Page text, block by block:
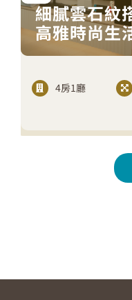
細膩雲石紋
高雅時尚生
4房1廳